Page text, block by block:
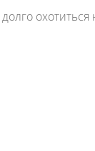
охотиться